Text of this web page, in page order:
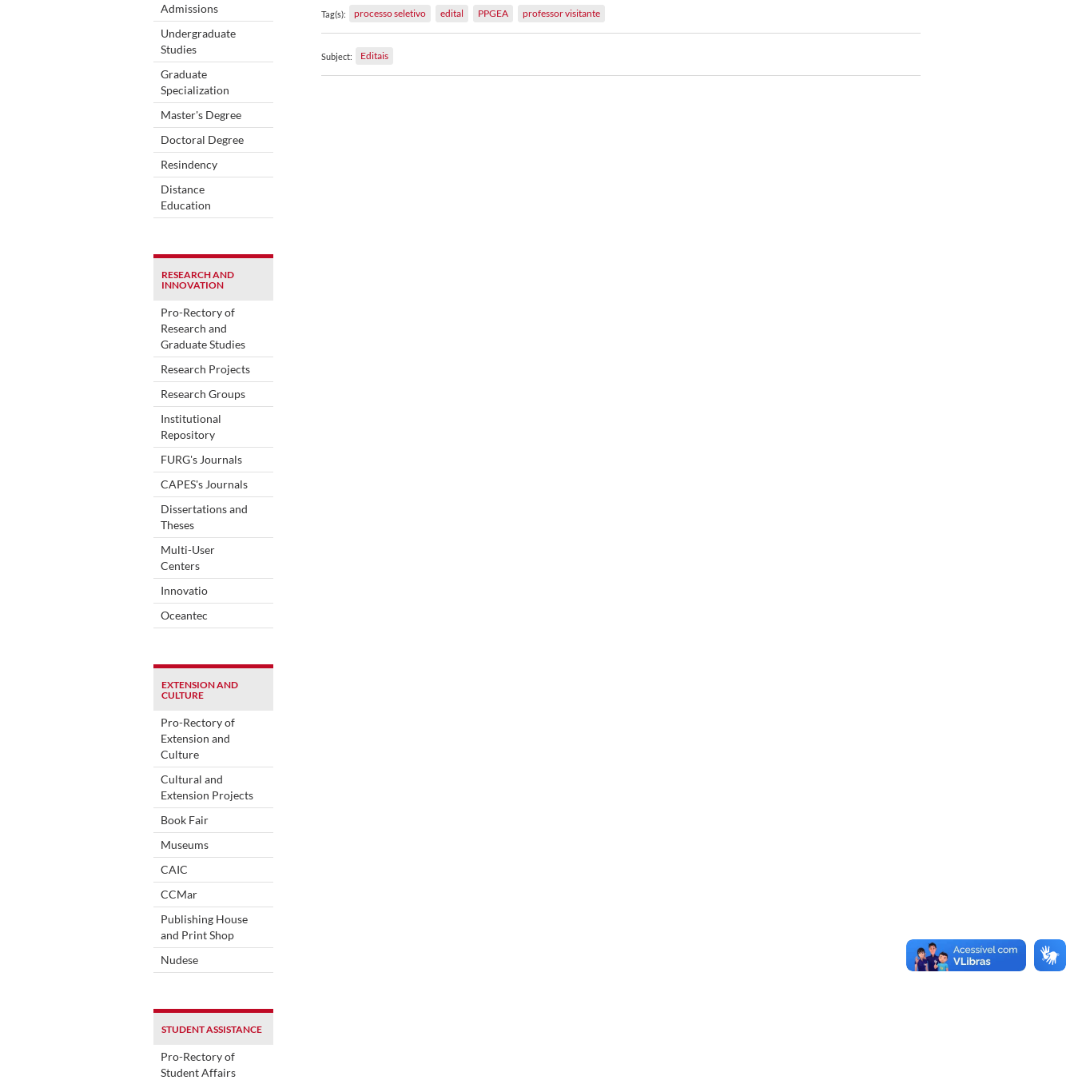
Admissions
Undergraduate
Studies
Graduate
Specialization
Master's Degree
Doctoral Degree
Resindency
Distance
Education
RESEARCH AND
INNOVATION
Pro-Rectory of
Research and
Graduate Studies
Research Projects
Research Groups
Institutional
Repository
FURG's Journals
CAPES's Journals
Dissertations and
Theses
Multi-User
Centers
Innovatio
Oceantec
EXTENSION AND
CULTURE
Pro-Rectory of
Extension and
Culture
Cultural and
Extension Projects
Book Fair
Museums
CAIC
CCMar
Publishing House
and Print Shop
Nudese
STUDENT ASSISTANCE
Pro-Rectory of
Student Affairs
Tag(s): processo seletivo edital PPGEA professor visitante
Subject: Editais